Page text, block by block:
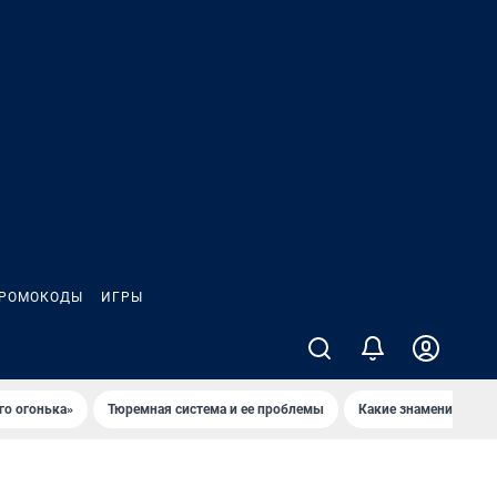
ИГРЫ
огонька» Тюремная система и ее проблемы Какие знаменитости